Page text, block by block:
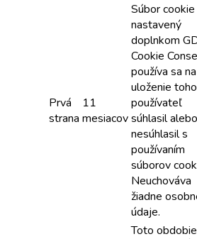
Prvá
strana
11
mesiacov
Súbor
nastavený
doplnkom
Cookie
používa sa na
uloženie
používateľ
súhlasil alebo
nesúhlasil s
používaním
súborov
Neuchováva
žiadne
údaje.
Toto obdobie